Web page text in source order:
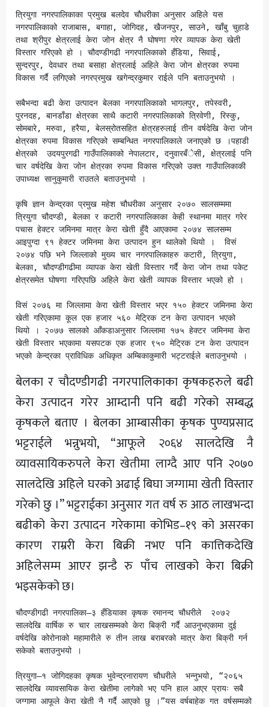
त्रियुगा नगरपालिकाका प्रमुख बलदेव चौधरीका अनुसार अहिले यस
नगरपालिकाको राजाबास, बगाहा, जोगिदह, खैजनपुर, साउने, खाँबु चुहाडे
तथा श्रीपुर क्षेत्रलाई केरा जोन क्षेत्र नै घोषणा गरेर व्यापक केरा खेती
विस्तार गरिएको हो । चौदण्डीगढी नगरपालिकाको हँडिया, सिवाई,
सुन्दरपुर, देवधार तथा बसाहा क्षेत्रलाई अहिले केरा जोन क्षेत्रका रुपमा
विकास गर्दै लगिएको नगरप्रमुख खगेन्द्रकुमार राईले पनि बताउनुभयो ।
सबैभन्दा बढी केरा उत्पादन बेलका नगरपालिकाको भागलपुर, तपेस्वरी,
पुरनदह, बानडाँडा क्षेत्रका साथै कटारी नगरपालिकाको त्रिवेणी, रिस्कु,
सोमबारे, मरुवा, हरैया, बेलस्रोतसहित क्षेत्रहरुलाई तीन वर्षदेखि केरा जोन
क्षेत्रका रुपमा विकास गरिएको सम्बन्धित नगरपालिकाले जनाएको छ ।पहाडी
क्षेत्रको  उदयपुरगढी गाउँपालिकाको नेपालटार, दनुवारबँेसी, क्षेत्रलाई पनि
चार वर्षदेखि केरा जोन क्षेत्रका रुपमा विकास गरिएको उक्त गाउँपालिकाकी
उपाध्यक्ष सानुकुमारी राउतले बताउनुभयो ।
कृषि ज्ञान केन्द्रका प्रमुख महेश चौधरीका अनुसार २०७० सालसम्ममा
त्रियुगा चौदण्डी, बेलका र कटारी नगरपालिकाका केही स्थानमा मात्र गरेर
पचास हेक्टर जमिनमा मात्र केरा खेती हुँदै आएकामा २०७४ सालसम्म
आइपुग्दा ९१ हेक्टर जमिनमा केरा उत्पादन हुन थालेको थियो ।  विसं
२०७४ पछि भने जिल्लाको मुख्य चार नगरपालिकाहरु कटारी, त्रियुगा,
बेलका, चौदण्डीगढीमा व्यापक केरा खेती विस्तार गर्दै केरा जोन तथा पकेट
क्षेत्रसमेत घोषणा गरिएपछि अहिले केरा खेती व्यापक विस्तार भएको हो ।
विसं २०७६ मा जिल्लामा केरा खेती विस्तार भएर १५० हेक्टर जमिनमा केरा
खेती गरिएकामा कूल एक हजार ५६० मेट्रिक टन केरा उत्पादन भएको
थियो । २०७७ सालको आँकडाअनुसार जिल्लामा १७५ हेक्टर जमिनमा केरा
खेती विस्तार भएकामा यसपटक एक हजार ९५० मेट्रिक टन केरा उत्पादन
भएको केन्द्रका प्राविधिक अधिकृत अम्बिकाकुमारी भट्टराईले बताउनुभयो ।
बेलका र चौदण्डीगढी नगरपालिकाका कृषकहरुले बढी
केरा उत्पादन गरेर आम्दानी पनि बढी गरेको सम्बद्ध
कृषकले बताए । बेलका आम्बासीका कृषक पुण्यप्रसाद
भट्टराईले भन्नुभयो, “आफूले २०६४ सालदेखि नै
व्यावसायिकरुपले केरा खेतीमा लाग्दै आए पनि २०७०
सालदेखि अहिले घरको अढाई बिघा जग्गामा खेती विस्तार
गरेको छु ।” भट्टराईका अनुसार गत वर्ष रु आठ लाखभन्दा
बढीको केरा उत्पादन गरेकामा कोभिड–१९ को असरका
कारण राम्ररी केरा बिक्री नभए पनि कात्तिकदेखि
अहिलेसम्म आएर झन्डै रु पाँच लाखको केरा बिक्री
भइसकेको छ।
चौदण्डीगढी नगरपालिका–३ हँडियाका कृषक रमानन्द चौधरीले  २०७२
सालदेखि वार्षिक रु चार लाखसम्मको केरा बिक्री गर्दै आउनुभएकामा दुई
वर्षदेखि कोरोनाको महामारीले रु तीन लाख बराबरको मात्र केरा बिक्री गर्न
सकेको बताउनुभयो ।
त्रियुगा–१ जोगिदहका कृषक भुवेन्द्रनारायण चौधरीले  भन्नुभयो, “२०६५
सालदेखि व्यावसायिक केरा खेतीमा लागेको भए पनि हाल आएर प्रायः सबै
जग्गामा आफूले केरा खेती नै गर्दै आएको छु ।”यस वर्षबाहेक गत वर्षसम्मको